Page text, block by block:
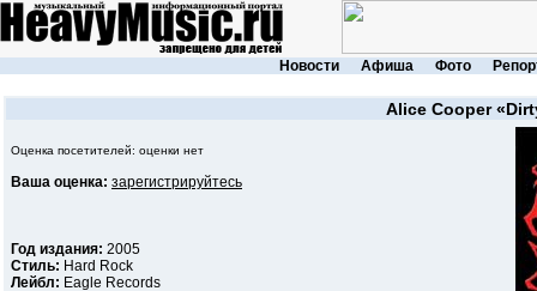
Новости Афиша Фото
Alice Cooper
Оценка посетителей: оценки нет
Ваша оценка: зарегистрируйтесь
Год издания: 2005
Стиль: Hard Rock
Лейбл: Eagle Records